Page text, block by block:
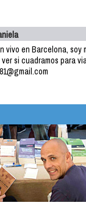
vivo en Barcelona, soy
si cuadramos para